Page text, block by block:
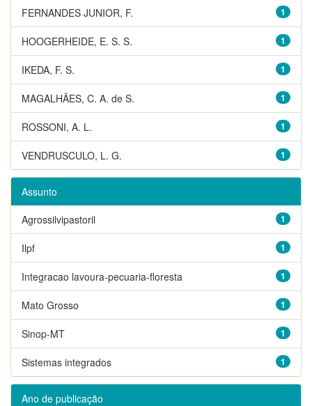
1
FERNANDES JUNIOR, F.
1
HOOGERHEIDE, E. S. S.
1
IKEDA, F. S.
1
MAGALHÃES, C. A. de S.
1
ROSSONI, A. L.
1
VENDRUSCULO, L. G.
Assunto
1
Agrossilvipastoril
1
Ilpf
1
Integracao lavoura-pecuaria-floresta
1
Mato Grosso
1
Sinop-MT
1
Sistemas integrados
Ano de publicação